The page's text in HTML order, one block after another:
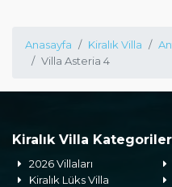
Anasayfa Kiralık Villa
Villa Asteria 4
Kiralık Villa
2026 Villaları
Kiralık Lüks Villa